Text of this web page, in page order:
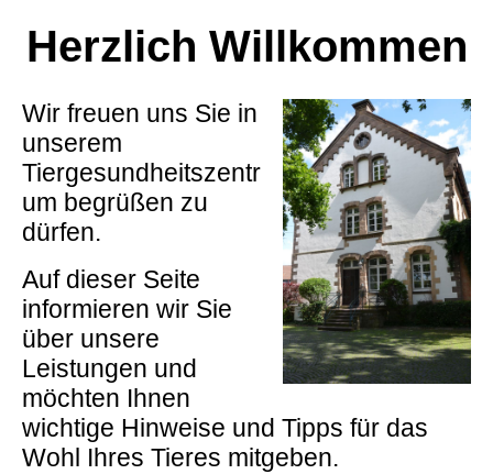
Herzlich Willkommen
Wir freuen uns Sie in
unserem
Tiergesundheitszentr
um begrüßen zu
dürfen.
Auf dieser Seite
informieren wir Sie
über unsere
Leistungen und
möchten Ihnen
wichtige Hinweise und Tipps für das
Wohl Ihres Tieres mitgeben.